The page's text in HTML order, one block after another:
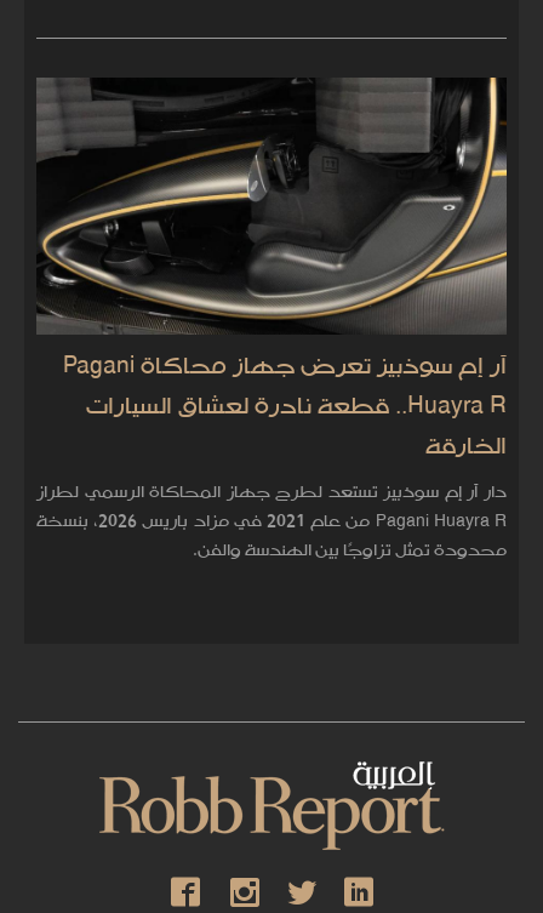
آر إم سوذبيز تعرض جهاز محاكاة Pagani
Huayra R.. قطعة نادرة لعشاق السيارات
الخارقة
دار آر إم سوذبيز تستعد لطرح جهاز المحاكاة الرسمي لطراز
Pagani Huayra R من عام 2021 في مزاد باريس 2026، بنسخة
محدودة تمثل تزاوجًا بين الهندسة والفن.